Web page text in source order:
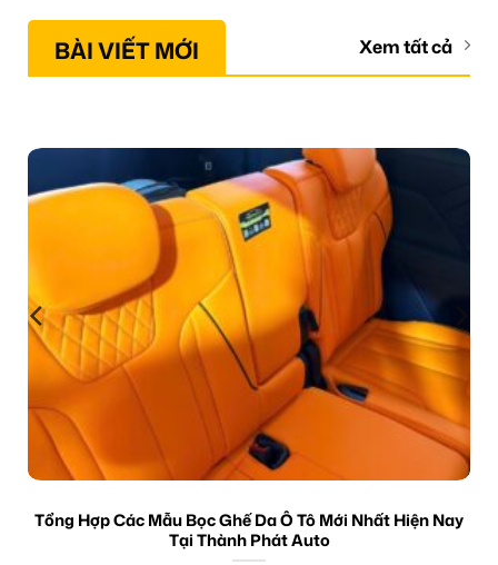
BÀI VIẾT MỚI Xem tất cả
Tổng Hợp Các Mẫu Bọc Ghế Da Ô Tô Mới Nhất Hiện Nay
Tại Thành Phát Auto